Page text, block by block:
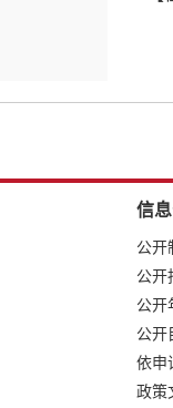
信
公开
公开
公开
公开
依申
政策